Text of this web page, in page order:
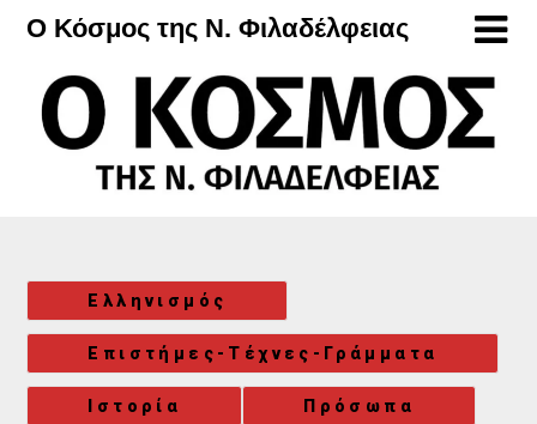
Μετάβαση
περιεχόμενο
Ο Κόσμος της Ν. Φιλαδέλφειας
Ελληνισμός
Επιστήμες-Τέχνες-Γράμματα
Ιστορία Πρόσωπα